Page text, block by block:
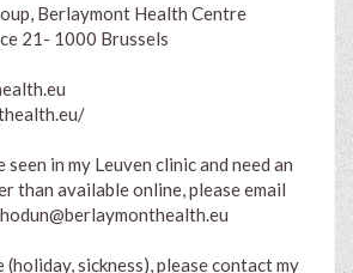
Berlaymont Health Centre
21- 1000 Brussels
in my Leuven clinic and need an
than available online, please email
(holiday, sickness), please contact my